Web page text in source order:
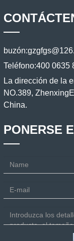
buzón:
Teléfono:400 0635
La dirección de la
NO.389,
China.
PONERSE